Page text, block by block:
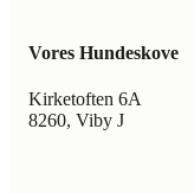
Vores Hundeskove
Kirketoften 6A
8260, Viby J